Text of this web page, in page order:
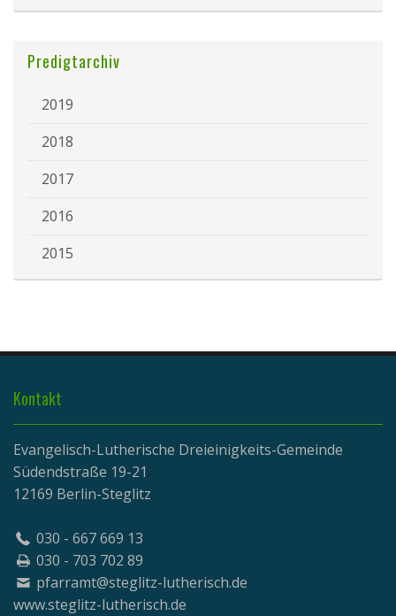
Predigtarchiv
2019
2018
2017
2016
2015
Kontakt
Evangelisch-Lutherische Dreieinigkeits-Gemeinde
Südendstraße 19-21
12169 Berlin-Steglitz
030 - 667 669 13
030 - 703 702 89
pfarramt@steglitz-lutherisch.de
www.steglitz-lutherisch.de